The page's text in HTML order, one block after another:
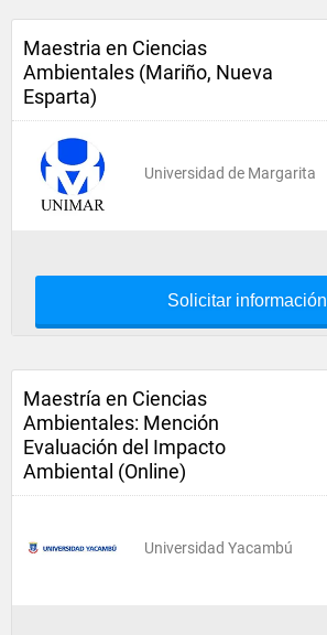
Maestria en Ciencias
Ambientales (Mariño, Nueva
Esparta)
Universidad de Margarita
Solicitar información
Maestría en Ciencias
Ambientales: Mención
Evaluación del Impacto
Ambiental (Online)
Universidad Yacambú